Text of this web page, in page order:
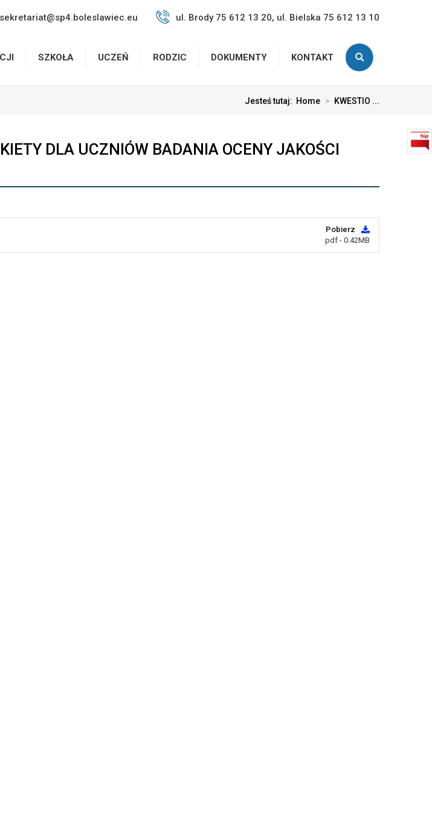
sekretariat@sp4.boleslawiec.eu ul. Brody 75 612 13 20, ul. Bielska 75 612 13 10
SZKOŁA UCZEŃ RODZIC DOKUMENTY KONTAKT
Jesteś tutaj: Home > KWESTIO ...
DLA UCZNIÓW BADANIA OCENY JAKOŚCI
Pobierz
pdf - 0.42MB